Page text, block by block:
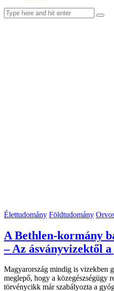
Élettudomány Földtudomány
A Bethlen-kormány
– Az ásványvizektől
Magyarország mindig is vizekben
meglepő, hogy a közegészségügy
törvénycikk már szabályozta a